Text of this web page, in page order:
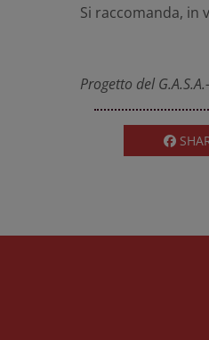
Si raccomanda, in
Progetto del